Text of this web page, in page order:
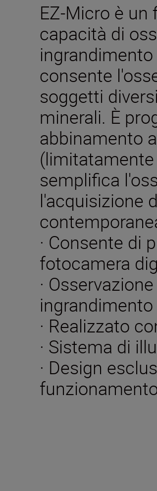
EZ-Micro è
capacità di
consente
soggetti
minerali. È
abbinamento
semplifica
l'acquisizione
· Consente di
fotocamera
·
· Realizzato
· Sistema di
· Design